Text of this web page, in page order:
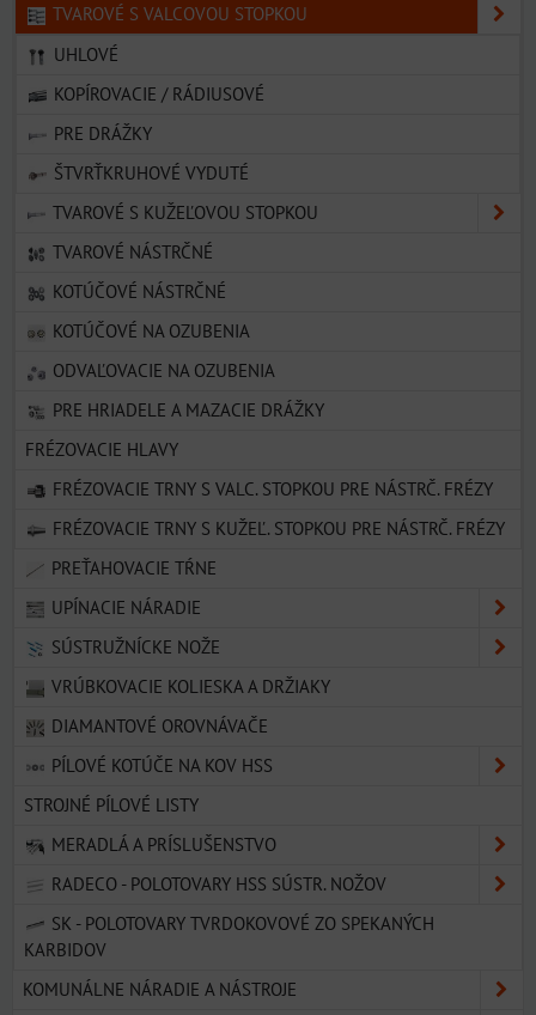
TVAROVÉ S VALCOVOU STOPKOU
UHLOVÉ
KOPÍROVACIE / RÁDIUSOVÉ
PRE DRÁŽKY
ŠTVRŤKRUHOVÉ VYDUTÉ
TVAROVÉ S KUŽEĽOVOU STOPKOU
TVAROVÉ NÁSTRČNÉ
KOTÚČOVÉ NÁSTRČNÉ
KOTÚČOVÉ NA OZUBENIA
ODVAĽOVACIE NA OZUBENIA
PRE HRIADELE A MAZACIE DRÁŽKY
FRÉZOVACIE HLAVY
FRÉZOVACIE TRNY S VALC. STOPKOU PRE NÁSTRČ. FRÉZY
FRÉZOVACIE TRNY S KUŽEĽ. STOPKOU PRE NÁSTRČ. FRÉZY
PREŤAHOVACIE TŔNE
UPÍNACIE NÁRADIE
SÚSTRUŽNÍCKE NOŽE
VRÚBKOVACIE KOLIESKA A DRŽIAKY
DIAMANTOVÉ OROVNÁVAČE
PÍLOVÉ KOTÚČE NA KOV HSS
STROJNÉ PÍLOVÉ LISTY
MERADLÁ A PRÍSLUŠENSTVO
RADECO - POLOTOVARY HSS SÚSTR. NOŽOV
SK - POLOTOVARY TVRDOKOVOVÉ ZO SPEKANÝCH
KARBIDOV
KOMUNÁLNE NÁRADIE A NÁSTROJE